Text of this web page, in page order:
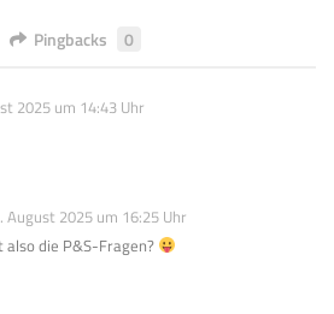
Pingbacks 0
2025 um 14:43 Uhr
August 2025 um 16:25 Uhr
die P&S-Fragen?